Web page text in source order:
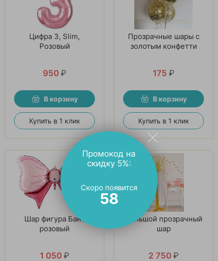
Цифра 3, Slim,
Розовый
950 ₽
В корзину
Купить в 1 клик
Прозрачные шары с
золотым конфетти
175 ₽
В корзину
Купить в 1 клик
Шар фигура Бант
розовый
1 050 ₽
Большой прозрачный
шар
2 750 ₽
Промокод на
скидку 5%:
Скоро появится
56